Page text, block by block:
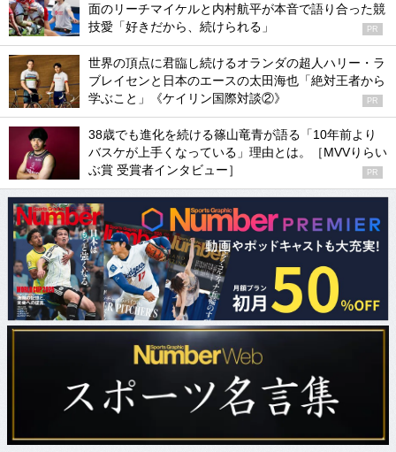
面のリーチマイケルと内村航平が本音で語り合った競
技愛「好きだから、続けられる」
PR
世界の頂点に君臨し続けるオランダの超人ハリー・ラ
ブレイセンと日本のエースの太田海也「絶対王者から
学ぶこと」《ケイリン国際対談②》
PR
38歳でも進化を続ける篠山竜青が語る「10年前より
バスケが上手くなっている」理由とは。［MVVりらい
ぶ賞 受賞者インタビュー］
PR